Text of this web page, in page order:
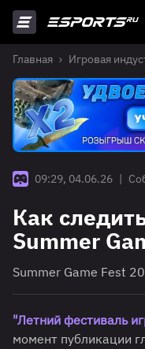
Главная Игровая
09:29, 04.06.26 |
Как
Summer
Summer Game Fest
"Летний фестиваль
момент публикации